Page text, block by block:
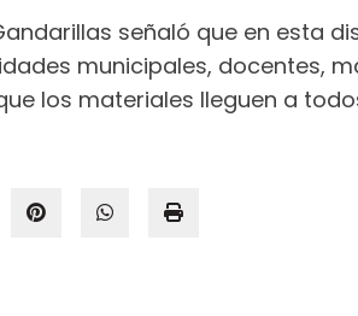
señaló que en esta
municipales, docentes,
los materiales lleguen a